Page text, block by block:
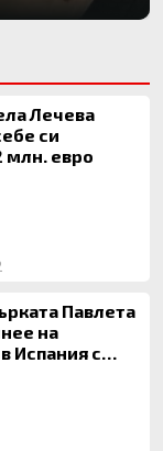
Лечева
си
млн. евро
Павлета
на
Испания с